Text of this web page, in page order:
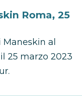
Roma, 25
al
25 marzo 2023